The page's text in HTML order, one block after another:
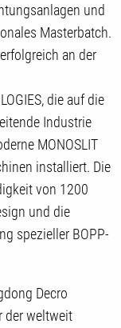
und
Masterbatch.
an der
die auf die
Industrie
MONOSLIT
installiert. Die
von 1200
und die
spezieller BOPP-
Decro
der weltweit